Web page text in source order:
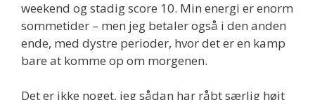
weekend og stadig score 10. Min energi er enorm
sommetider – men jeg betaler også i den anden
ende, med dystre perioder, hvor det er en kamp
bare at komme op om morgenen.
Det er ikke noget, jeg sådan har råbt særlig højt